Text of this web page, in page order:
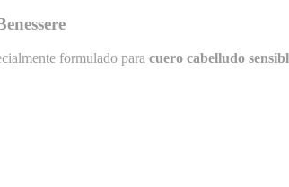
formulado para cuero cabelludo